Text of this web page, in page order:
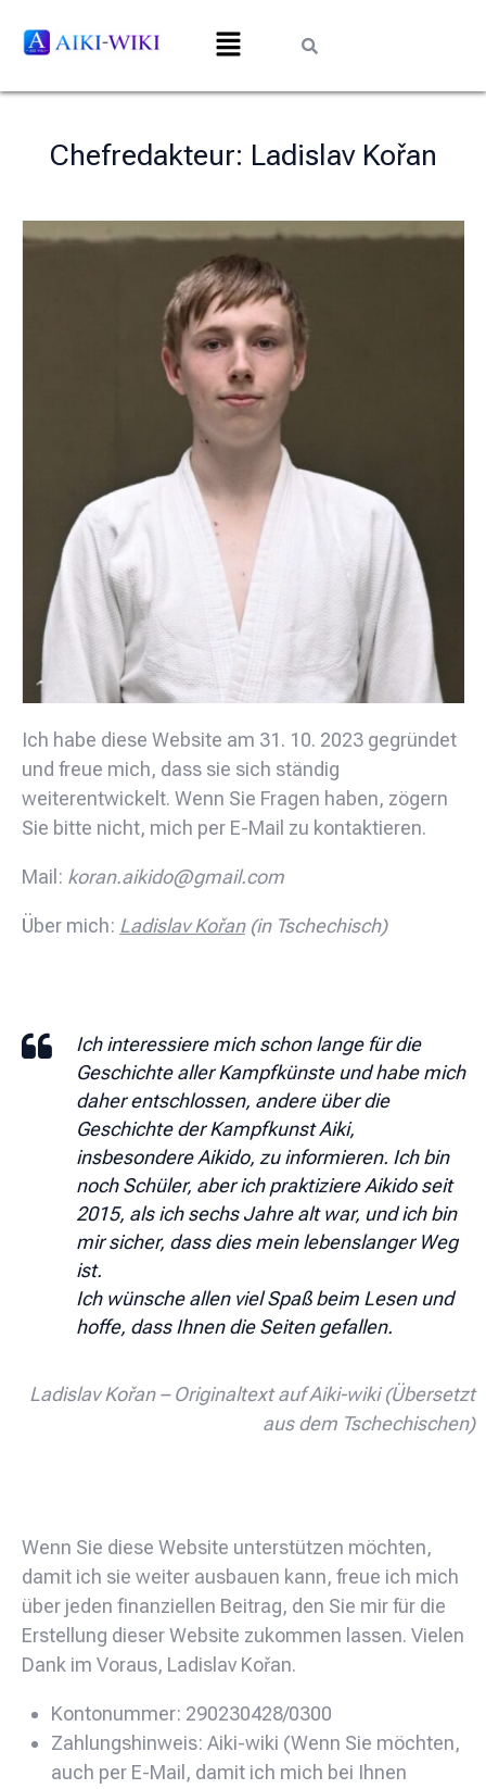
Chefredakteur: Ladislav Kořan
Ich habe diese Website am 31. 10. 2023 gegründet
und freue mich, dass sie sich ständig
weiterentwickelt. Wenn Sie Fragen haben, zögern
Sie bitte nicht, mich per E-Mail zu kontaktieren.
Mail: koran.aikido@gmail.com
Über mich: Ladislav Kořan(in Tschechisch)
Ich interessiere mich schon lange für die
Geschichte aller Kampfkünste und habe mich
daher entschlossen, andere über die
Geschichte der Kampfkunst Aiki,
insbesondere Aikido, zu informieren. Ich bin
noch Schüler, aber ich praktiziere Aikido seit
2015, als ich sechs Jahre alt war, und ich bin
mir sicher, dass dies mein lebenslanger Weg
ist.
Ich wünsche allen viel Spaß beim Lesen und
hoffe, dass Ihnen die Seiten gefallen.
Ladislav Kořan – Originaltext auf Aiki-wiki (Übersetzt
aus dem Tschechischen)
Wenn Sie diese Website unterstützen möchten,
damit ich sie weiter ausbauen kann, freue ich mich
über jeden finanziellen Beitrag, den Sie mir für die
Erstellung dieser Website zukommen lassen. Vielen
Dank im Voraus, Ladislav Kořan.
Kontonummer: 290230428/0300
Zahlungshinweis: Aiki-wiki (Wenn Sie möchten,
auch per E-Mail, damit ich mich bei Ihnen